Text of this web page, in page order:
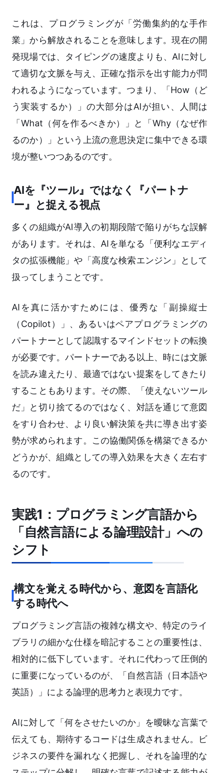
これは、プログラミングが「労働集約的な手作
業」から解放されることを意味します。現在の開
発現場では、タイピングの速度よりも、AIに対し
て適切な文脈を与え、正確な指示を出す能力が問
われるようになっています。つまり、「How（ど
う実装するか）」の大部分はAIが担い、人間は
「What（何を作るべきか）」と「Why（なぜ作
るのか）」という上流の意思決定に集中できる環
境が整いつつあるのです。
AIを『ツール』ではなく『パートナ
ー』と捉える視点
多くの組織がAI導入の初期段階で陥りがちな誤解
があります。それは、AIを単なる「便利なエディ
タの拡張機能」や「高度な検索エンジン」として
扱ってしまうことです。
AIを真に活かすためには、優秀な「副操縦士
（Copilot）」、あるいはペアプログラミングの
パートナーとして認識するマインドセットの転換
が必要です。パートナーである以上、時には文脈
を読み違えたり、最適ではない提案をしてきたり
することもあります。その際、「使えないツール
だ」と切り捨てるのではなく、対話を通じて意図
をすり合わせ、より良い解決策を共に導き出す姿
勢が求められます。この協働関係を構築できるか
どうかが、組織としての導入効果を大きく左右す
るのです。
実践1：プログラミング言語から
「自然言語による論理設計」への
シフト
構文を覚える時代から、意図を言語化
する時代へ
プログラミング言語の複雑な構文や、特定のライ
ブラリの細かな仕様を暗記することの重要性は、
相対的に低下しています。それに代わって圧倒的
に重要になっているのが、「自然言語（日本語や
英語）」による論理的思考力と表現力です。
AIに対して「何をさせたいのか」を曖昧な言葉で
伝えても、期待するコードは生成されません。ビ
ジネスの要件を漏れなく把握し、それを論理的な